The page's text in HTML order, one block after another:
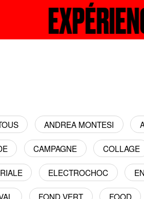
ANDREA MONTESI
CAMPAGNE COLLAGE
ELECTROCHOC
FOND VERT FOOD